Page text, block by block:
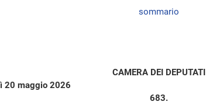
sommario
CAMERA DEI DEPUTATI
20 maggio 2026
683.